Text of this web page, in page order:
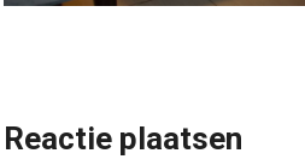
Reactie plaatsen